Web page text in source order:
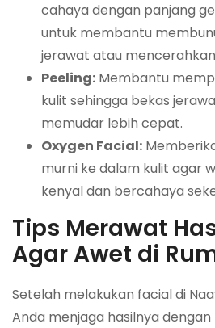
cahaya dengan panjang
untuk membantu
jerawat atau
Peeling: Membantu
kulit sehingga bekas
memudar lebih cepat.
Oxygen Facial:
murni ke dalam kulit agar
kenyal dan bercahaya
Tips Merawat
Agar Awet di
Setelah melakukan facial di
Anda menjaga hasilnya